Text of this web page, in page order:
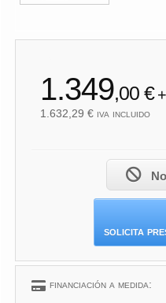
1.349,00 €
1.632,29 € iva incluido
solicita
financiación a medida: